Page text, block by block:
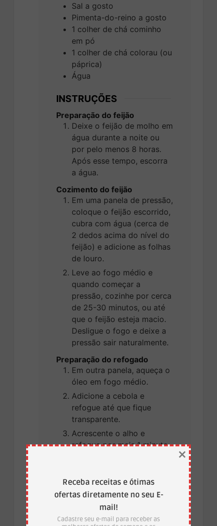
Sal a gosto
Pimenta-do-reino a gosto
1 colher de chá cominho
em pó
1 colher de chá colorau (ou
páprica)
Água
INSTRUÇÕES
Preparação do feijão
Deixe o feijão de molho em
água durante a noite ou
por pelo menos 8 horas.
Após esse tempo, escorra
a água.
Cozimento do feijão
Em uma panela de pressão,
coloque o feijão escorrido,
cubra com água (cerca de
2 dedos acima do nível do
feijão) e adicione as folhas
de louro.
Leve ao fogo médio e
quando começar a
pressão, cozinhe por cerca
de 25-30 minutos, ou até
que o feijão esteja macio.
Desligue o fogo e deixe a
pressão sair naturalmente.
Preparação do refogado
Em outra panela, aqueça o
óleo em fogo médio.
Adicione a cebola e
refogue até que fique
transparente.
Acrescente o alho e
refogue por mais 1 minuto.
por mais alguns minutos
até que os tomates
comecem a se desfazer.
Finalização
Receba receitas e ótimas
ofertas diretamente no seu E-
mail!
Cadastre seu e-mail para receber as
×